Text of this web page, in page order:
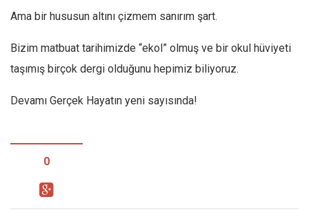
Bu Sayı
Tüm Sayılar
Kategoriler
Kültür Sanat
Karisi kitap sualleri
7 soruda bu hafta
Ekonomi
Ama bir hususun altını çizmem sanırım şart.
Bizim matbuat tarihimizde “ekol” olmuş ve bir okul hüviyeti
taşımış birçok dergi olduğunu hepimiz biliyoruz.
Devamı Gerçek Hayatın yeni sayısında!
0